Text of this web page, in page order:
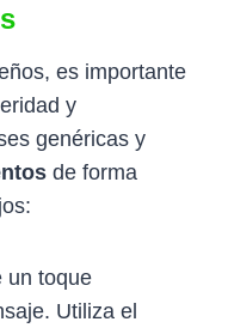
es importante
y
genéricas y
de forma
un toque
Utiliza el